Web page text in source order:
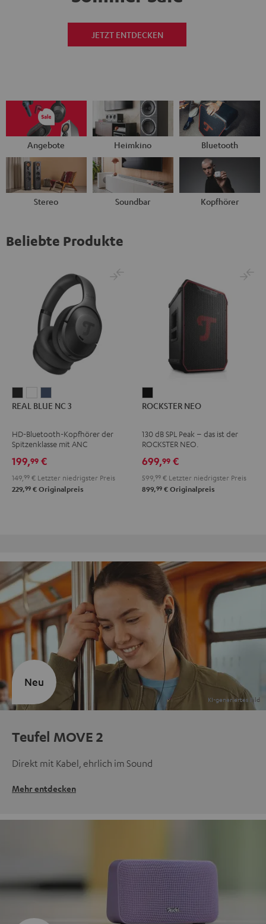
JETZT ENTDECKEN
Angebote Heimkino Bluetooth
Stereo Soundbar Kopfhörer
Beliebte Produkte
BLUE
3
Night
Black
BLUE
3
Pearl
White
BLUE
3
Steel
REAL BLUE NC 3
HD-Bluetooth-Kopfhörer der
Spitzenklasse mit ANC
199,99 €
149, 99 € Letzter niedrigster Preis
229,99 € Originalpreis
NEO
ROCKSTER NEO
130 dB SPL Peak – das ist der
ROCKSTER NEO.
699,99 €
599, 99 € Letzter niedrigster Preis
899,99 € Originalpreis
Teufel MOVE 2
Direkt mit Kabel, ehrlich im Sound
Mehr entdecken
Neu